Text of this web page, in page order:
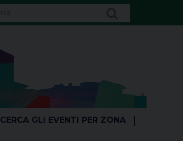
CERCA GLI EVENTI PER ZONA